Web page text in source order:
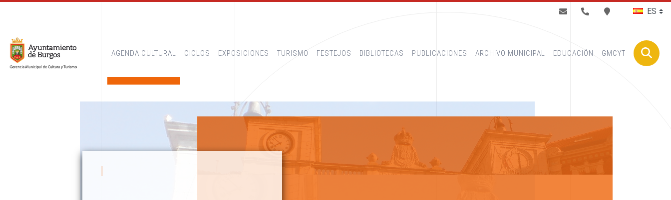
AGENDA CULTURAL CICLOS EXPOSICIONES TURISMO FESTEJOS BIBLIOTECAS PUBLICACIONES ARCHIVO MUNICIPAL EDUCACIÓN GMCYT